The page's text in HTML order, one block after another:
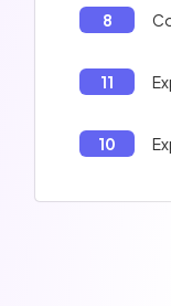
8
11
10